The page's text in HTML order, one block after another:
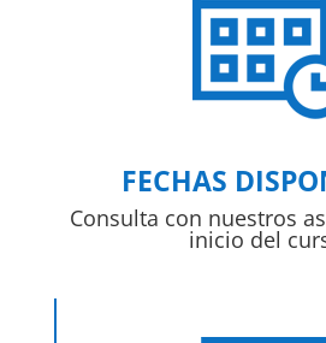
FECHAS
Consulta con nuestros
inicio del